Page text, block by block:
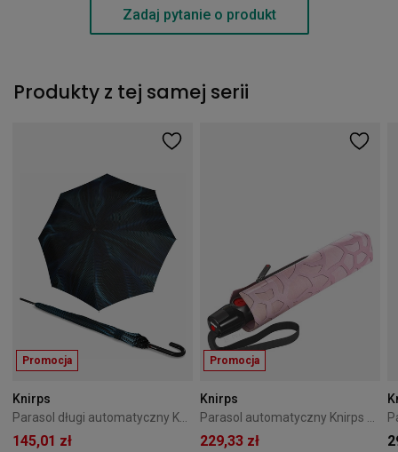
Zadaj pytanie o produkt
Produkty z tej samej serii
Promocja
Knirps
145,01 zł
Promocja
Knirps
229,33 zł